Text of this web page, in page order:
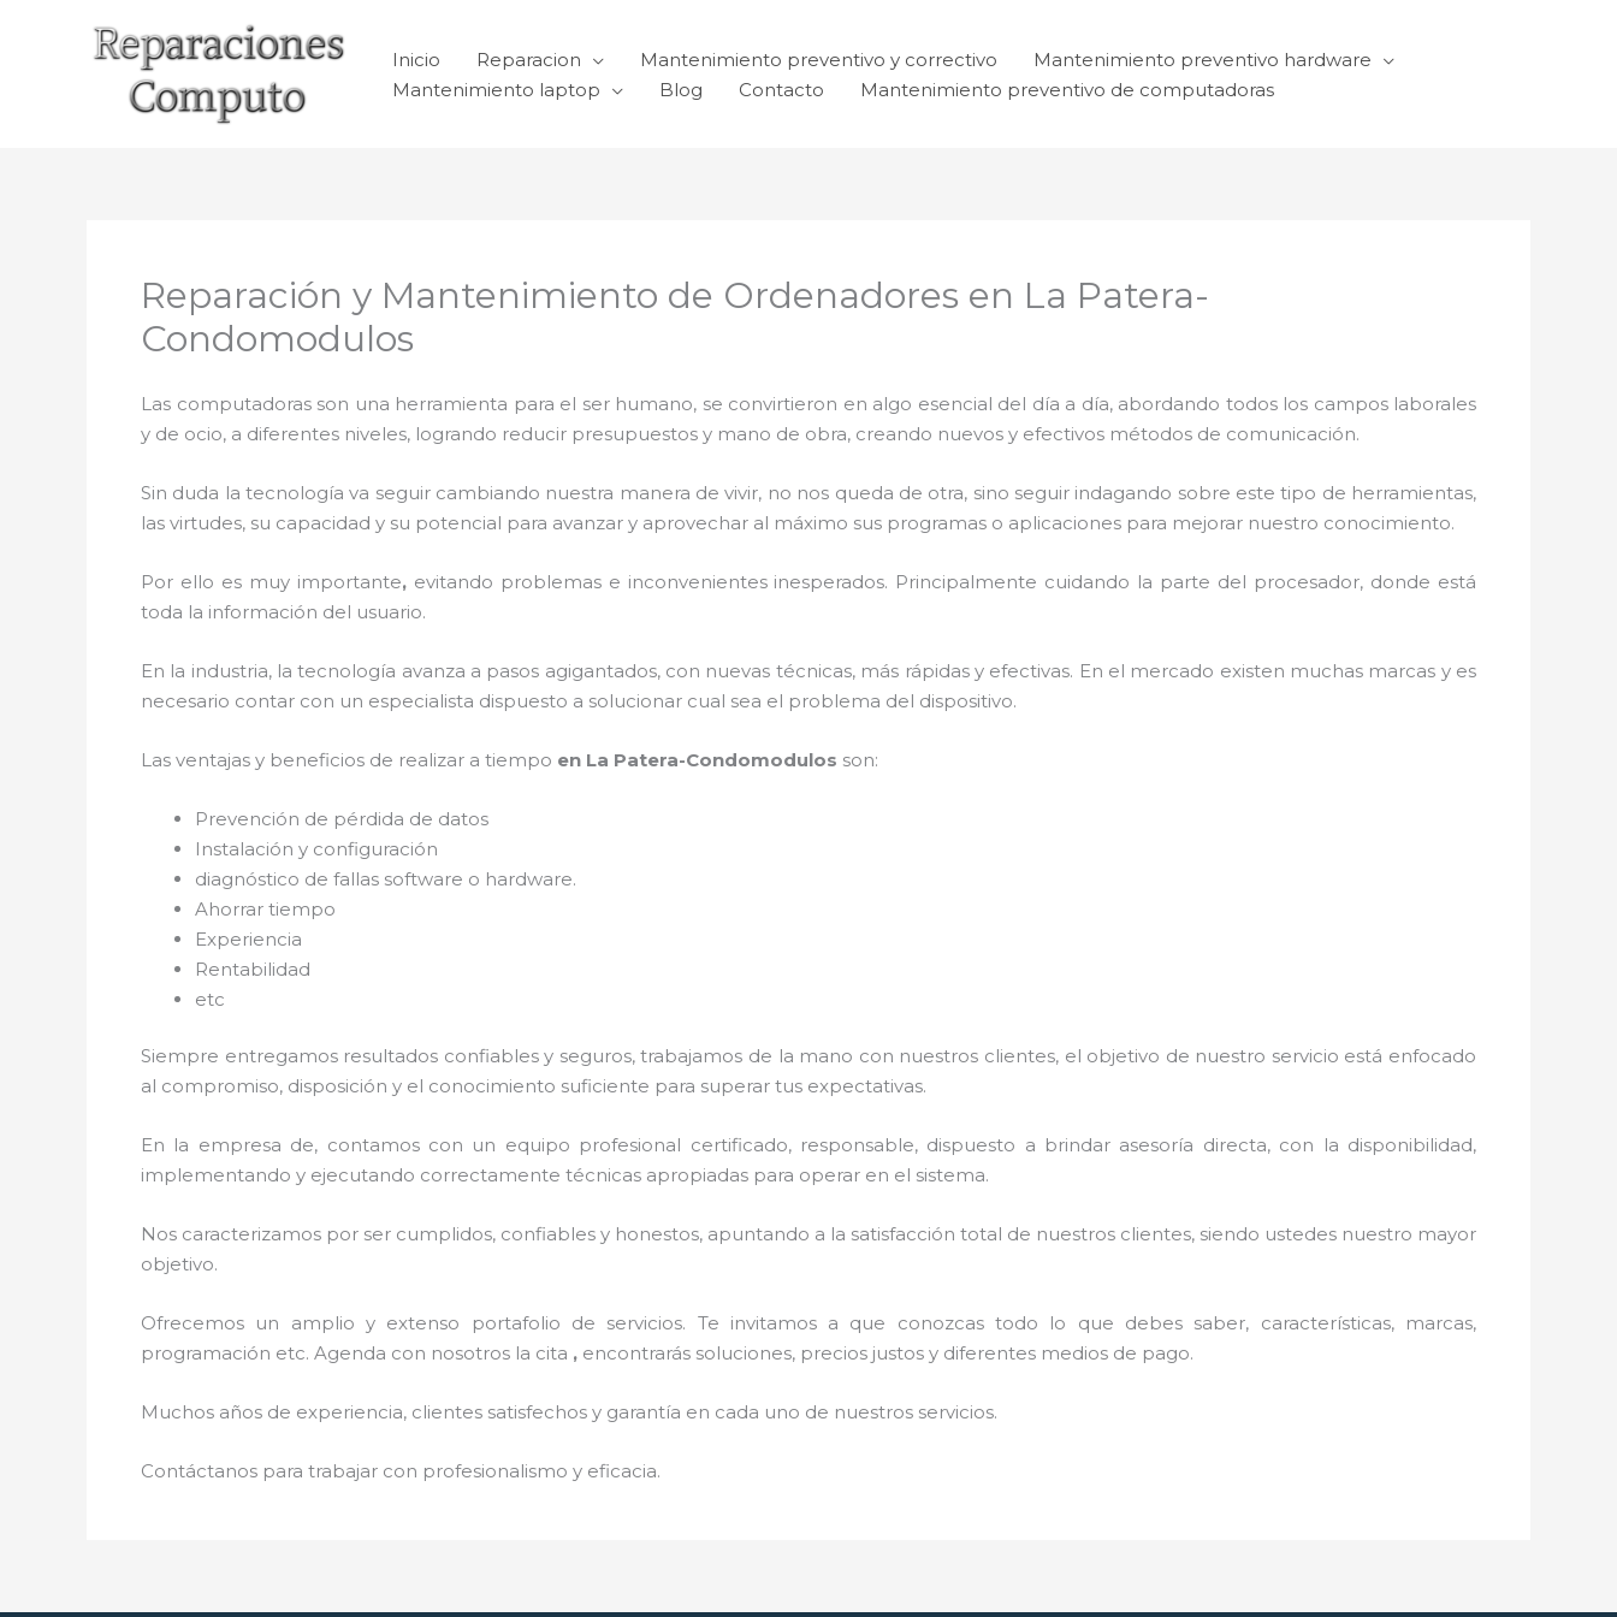
Inicio Reparacion Mantenimiento preventivo y correctivo
Mantenimiento preventivo hardware
Mantenimiento laptop
Blog Contacto Mantenimiento preventivo de computadoras
Reparación y Mantenimiento de Ordenadores en La Patera-
Condomodulos
Las computadoras son una herramienta para el ser humano, se convirtieron en algo esencial del día a día, abordando todos los campos laborales
y de ocio, a diferentes niveles, logrando reducir presupuestos y mano de obra, creando nuevos y efectivos métodos de comunicación.
Sin duda la tecnología va seguir cambiando nuestra manera de vivir, no nos queda de otra, sino seguir indagando sobre este tipo de herramientas,
las virtudes, su capacidad y su potencial para avanzar y aprovechar al máximo sus programas o aplicaciones para mejorar nuestro conocimiento.
Por ello es muy importante, evitando problemas e inconvenientes inesperados. Principalmente cuidando la parte del procesador, donde está
toda la información del usuario.
En la industria, la tecnología avanza a pasos agigantados, con nuevas técnicas, más rápidas y efectivas. En el mercado existen muchas marcas y es
necesario contar con un especialista dispuesto a solucionar cual sea el problema del dispositivo.
Las ventajas y beneficios de realizar a tiempo en La Patera-Condomodulos son:
Prevención de pérdida de datos
Instalación y configuración
diagnóstico de fallas software o hardware.
Ahorrar tiempo
Experiencia
Rentabilidad
etc
Siempre entregamos resultados confiables y seguros, trabajamos de la mano con nuestros clientes, el objetivo de nuestro servicio está enfocado
al compromiso, disposición y el conocimiento suficiente para superar tus expectativas.
En la empresa de, contamos con un equipo profesional certificado, responsable, dispuesto a brindar asesoría directa, con la disponibilidad,
implementando y ejecutando correctamente técnicas apropiadas para operar en el sistema.
Nos caracterizamos por ser cumplidos, confiables y honestos, apuntando a la satisfacción total de nuestros clientes, siendo ustedes nuestro mayor
objetivo.
Ofrecemos un amplio y extenso portafolio de servicios. Te invitamos a que conozcas todo lo que debes saber, características, marcas,
programación etc. Agenda con nosotros la cita , encontrarás soluciones, precios justos y diferentes medios de pago.
Muchos años de experiencia, clientes satisfechos y garantía en cada uno de nuestros servicios.
Contáctanos para trabajar con profesionalismo y eficacia.